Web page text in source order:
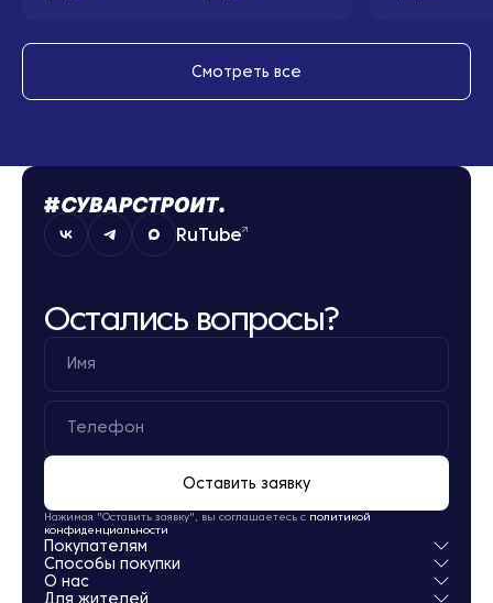
Смотреть все
RuTube
Остались вопросы?
Оставить заявку
Нажимая "Оставить заявку", вы соглашаетесь с политикой
конфиденциальности
Покупателям
Квартиры
Паркинг
Способы покупки
Ипотека
О нас
Для жителей